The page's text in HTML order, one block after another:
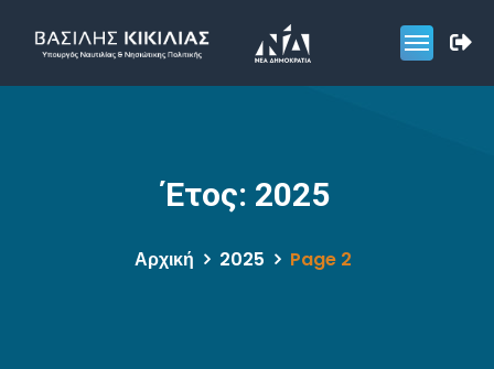
Έτος: 2025
Αρχική 2025 Page 2